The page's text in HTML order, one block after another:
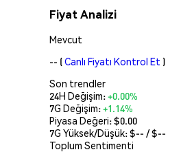
Fiyat Analizi
Mevcut
-- (Canlı Fiyatı Kontrol Et )
Son trendler
24H Değişim:+0.00%
7G Değişim:+1.14%
Piyasa Değeri:$0.00
7G Yüksek/Düşük: $-- / $--
Toplum Sentimenti